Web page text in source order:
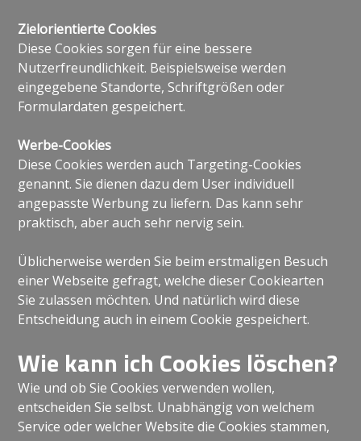
Zielorientierte Cookies
Diese Cookies sorgen für eine bessere
Nutzerfreundlichkeit. Beispielsweise werden
eingegebene Standorte, Schriftgrößen oder
Formulardaten gespeichert.
Werbe-Cookies
Diese Cookies werden auch Targeting-Cookies
genannt. Sie dienen dazu dem User individuell
angepasste Werbung zu liefern. Das kann sehr
praktisch, aber auch sehr nervig sein.
Üblicherweise werden Sie beim erstmaligen Besuch
einer Webseite gefragt, welche dieser Cookiearten
Sie zulassen möchten. Und natürlich wird diese
Entscheidung auch in einem Cookie gespeichert.
Wie kann ich Cookies löschen?
Wie und ob Sie Cookies verwenden wollen,
entscheiden Sie selbst. Unabhängig von welchem
Service oder welcher Website die Cookies stammen,